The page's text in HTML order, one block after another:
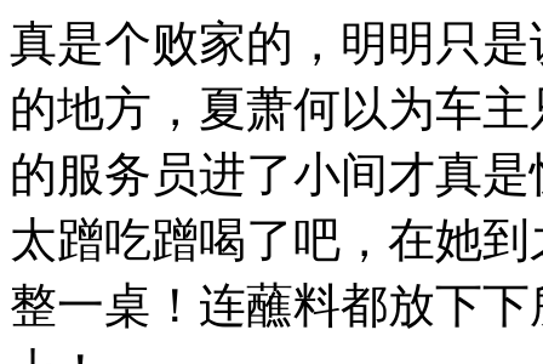
真是个败家的，明明只
的地方，夏萧何以为车
的服务员进了小间才真
太蹭吃蹭喝了吧，在她
整一桌！连蘸料都放下